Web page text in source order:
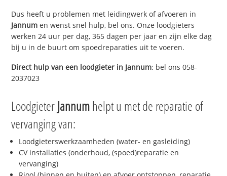
Dus heeft u problemen met leidingwerk of afvoeren in
Jannum en wenst snel hulp, bel ons. Onze loodgieters
werken 24 uur per dag, 365 dagen per jaar en zijn elke dag
bij u in de buurt om spoedreparaties uit te voeren.
Direct hulp van een loodgieter in Jannum: bel ons 058-
2037023
LoodgieterJannumhelpt u met de reparatie of
vervanging van:
Loodgieterswerkzaamheden (water- en gasleiding)
CV installaties (onderhoud, (spoed)reparatie en
vervanging)